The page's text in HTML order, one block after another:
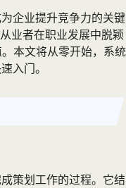
企业提升竞争力的关键
业者在职业发展中脱颖
本文将从零开始，系统
入门。
策划工作的过程。它结